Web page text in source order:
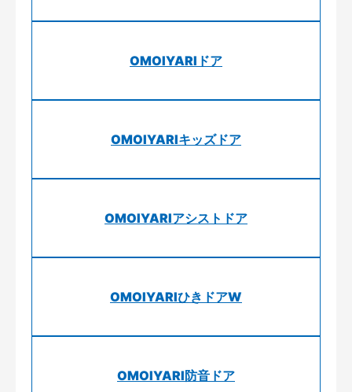
OMOIYARIドア
OMOIYARIキッズドア
OMOIYARIアシストドア
OMOIYARIひきドアW
OMOIYARI防音ドア